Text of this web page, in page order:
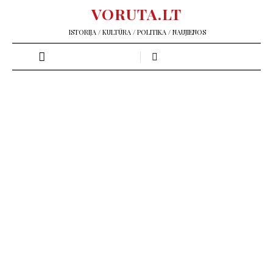
VORUTA.LT
ISTORIJA / KULTŪRA / POLITIKA / NAUJIENOS